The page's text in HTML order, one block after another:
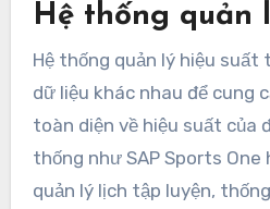
Hệ thống quản
Hệ thống quản lý hiệu suất
dữ liệu khác nhau để cung
toàn diện về hiệu suất của
thống như SAP Sports One
quản lý lịch tập luyện,